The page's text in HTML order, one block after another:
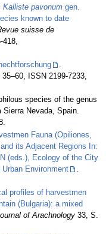
Kalliste pavonum gen.
known to date
suisse de
418,
.
ISSN 2199-7233,
species of the genus
Sierra Nevada, Spain.
Fauna (Opiliones,
its Adjacent Regions In:
(eds.), Ecology of the City
Environment
profiles of harvestmen
(Bulgaria): a mixed
of Arachnology 33, S.